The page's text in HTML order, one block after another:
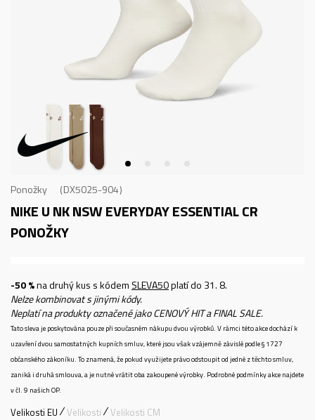
Ponožky DX5025-904
NIKE U NK NSW EVERYDAY ESSENTIAL CR
PONOŽKY
-50 %na druhý kus s kódem SLEVA50platí do 31. 8.
Nelze kombinovat s jinými kódy.
Neplatí na produkty označené jako CENOVÝ HIT a FINAL SALE.
Tato sleva je poskytována pouze při současném nákupu dvou výrobků. V rámci této akce dochází k
uzavření dvou samostatných kupních smluv, které jsou však vzájemně závislé podle § 1727
občanského zákoníku. To znamená, že pokud využijete právo odstoupit od jedné z těchto smluv,
zaniká i druhá smlouva, a je nutné vrátit oba zakoupené výrobky. Podrobné podmínky akce najdete
v čl. 9 našich OP.
Velikosti EU Velikosti Velikosti CM